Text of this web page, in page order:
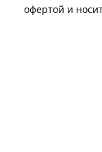
офертой и